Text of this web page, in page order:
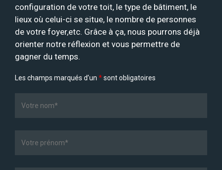
configuration de votre toit, le type de bâtiment, le
lieux où celui-ci se situe, le nombre de personnes
de votre foyer,etc. Grâce à ça, nous pourrons déjà
orienter notre réflexion et vous permettre de
gagner du temps.
Les champs marqués d’un *sont obligatoires